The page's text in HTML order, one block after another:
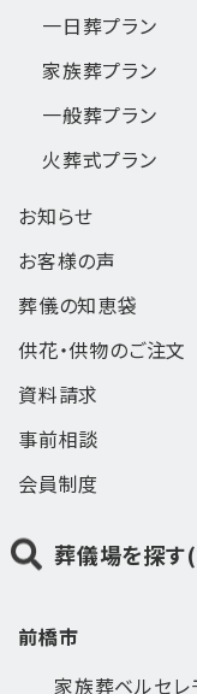
一日葬プラン
家族葬プラン
一般葬プラン
火葬式プラン
お知らせ
お客様の声
葬儀の知恵袋
供花・供物のご注文
資料請求
事前相談
会員制度
葬儀場を探す
前橋市
家族葬ベルセ